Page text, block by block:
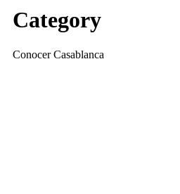
Category
Conocer Casablanca